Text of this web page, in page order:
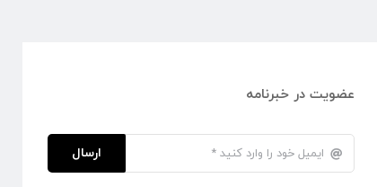
عضویت در خبرنامه
ارسال